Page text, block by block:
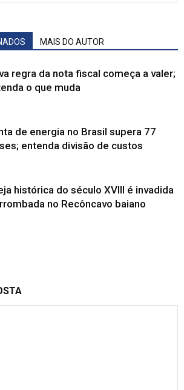
MAIS DO AUTOR
regra da nota fiscal começa a valer;
o que muda
de energia no Brasil supera 77
entenda divisão de custos
histórica do século XVIII é invadida
no Recôncavo baiano